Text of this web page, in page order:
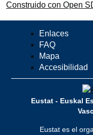
Construido con Open
Enlaces
FAQ
Mapa
Accesibilidad
Eustat - Euskal
Eustat es el